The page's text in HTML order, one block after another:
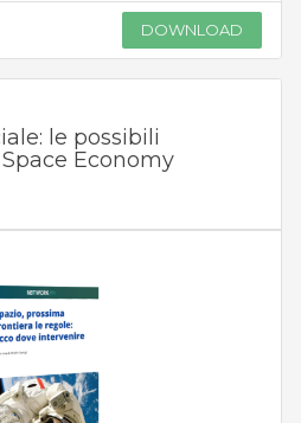
DOWNLOAD
le possibili
Economy